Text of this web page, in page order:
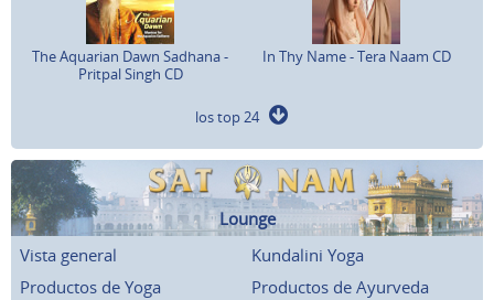
The Aquarian Dawn Sadhana -
Pritpal Singh CD
In Thy Name - Tera Naam CD
los top 24
Lounge
Vista general
Kundalini Yoga
Productos de Yoga
Productos de Ayurveda